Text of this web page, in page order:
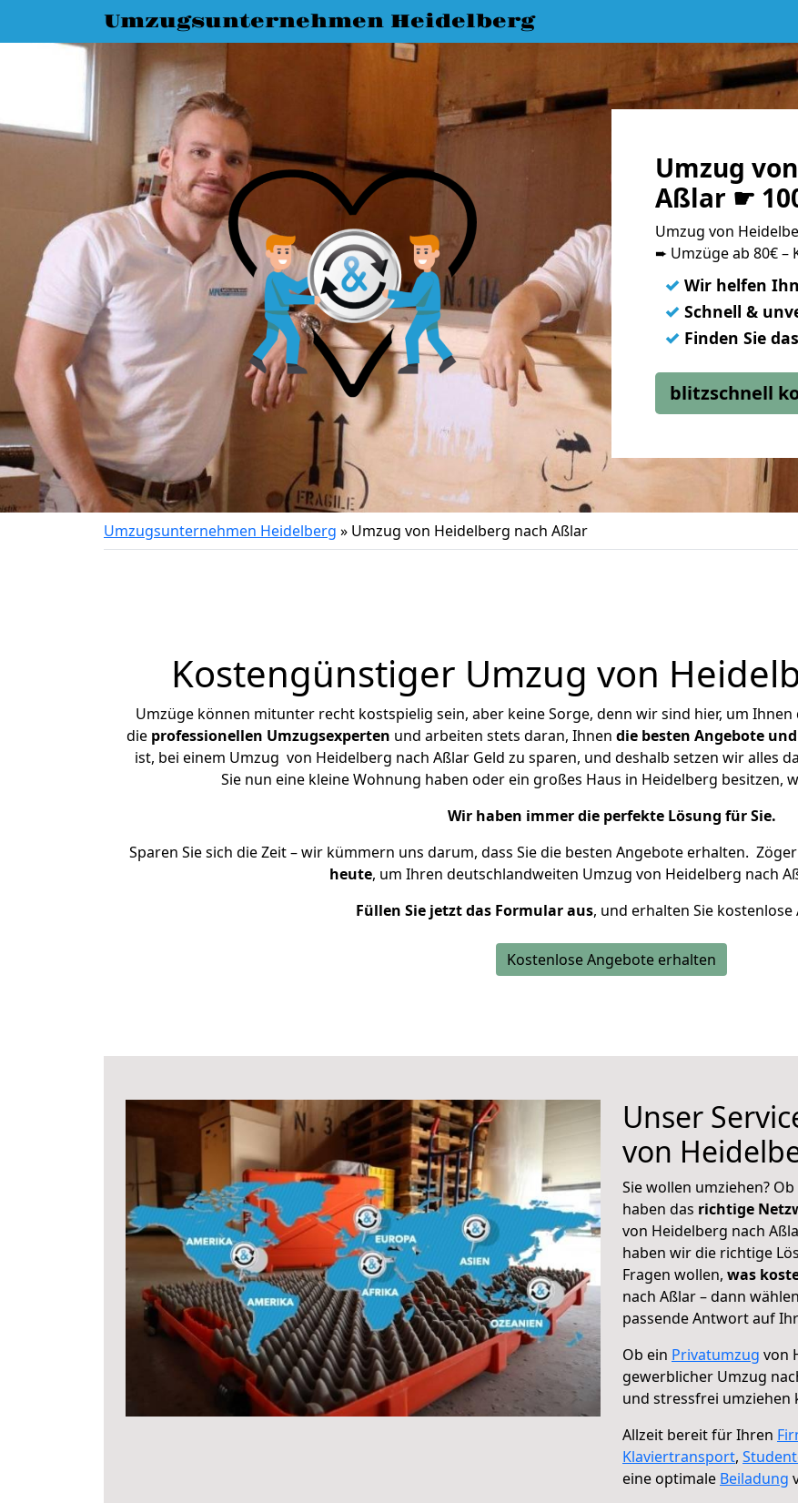
Umzugsunternehmen Heidelberg
Umzug
Aßlar ☛
Umzug von
➨ Umzüge ab 80€ –
✓ Wir helfen
✓ Schnell &
✓ Finden Sie
blitzschnell
Umzugsunternehmen Heidelberg » Umzug von Heidelberg nach Aßlar
Kostengünstiger Umzug von
Umzüge können mitunter recht kostspielig sein, aber keine Sorge, denn wir sind hier, um Ihnen
die professionellen Umzugsexperten und arbeiten stets daran, Ihnen die besten Angebote
ist, bei einem Umzug von Heidelberg nach Aßlar Geld zu sparen, und deshalb setzen wir alles
Sie nun eine kleine Wohnung haben oder ein großes Haus in Heidelberg besitzen,
Wir haben immer die perfekte Lösung für Sie.
Sparen Sie sich die Zeit – wir kümmern uns darum, dass Sie die besten Angebote erhalten.
heute, um Ihren deutschlandweiten Umzug von Heidelberg nach
Füllen Sie jetzt das Formular aus, und erhalten Sie kostenlose
Kostenlose Angebote erhalten
Unser
von
Sie wollen umziehen?
haben das richtige
von Heidelberg nach
haben wir die richtige
Fragen wollen, was
nach Aßlar – dann
passende Antwort auf
Ob ein Privatumzug von
gewerblicher Umzug
und stressfrei umziehen
Allzeit bereit für Ihren
Klaviertransport,
eine optimale Beiladung